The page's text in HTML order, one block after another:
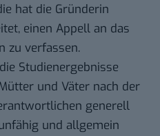
hat die Gründerin
einen Appell an das
zu verfassen.
Studienergebnisse
und Väter nach der
generell
und allgemein